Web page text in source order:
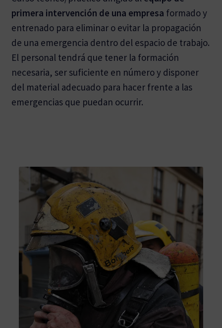
CONTACTO
primera intervención de una empresa formado y
entrenado para eliminar o evitar la propagación
de una emergencia dentro del espacio de trabajo.
El personal tendrá que tener la formación
necesaria, ser suficiente en número y disponer
del material adecuado para hacer frente a las
emergencias que puedan ocurrir.